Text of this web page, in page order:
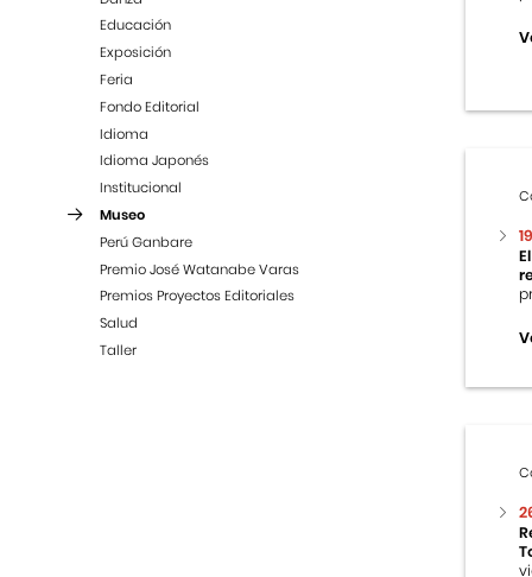
Educación
Exposición
Feria
Fondo Editorial
Idioma
Idioma Japonés
Institucional
Museo
Perú Ganbare
Premio José Watanabe Varas
Premios Proyectos Editoriales
Salud
Taller